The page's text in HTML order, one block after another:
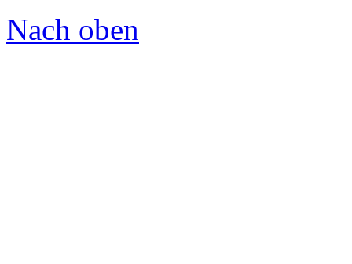
Nach oben